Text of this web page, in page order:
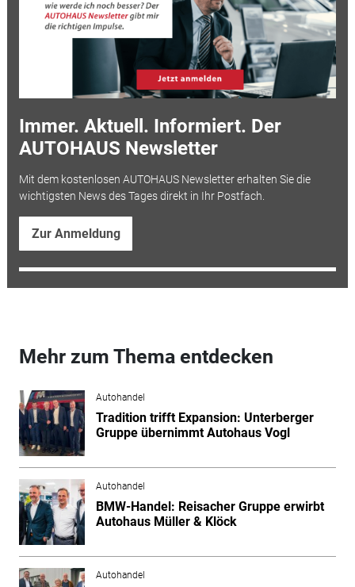
Immer. Aktuell. Informiert. Der
AUTOHAUS Newsletter
Mit dem kostenlosen AUTOHAUS Newsletter erhalten Sie die
wichtigsten News des Tages direkt in Ihr Postfach.
Zur Anmeldung
Mehr zum Thema entdecken
Autohandel
Tradition trifft Expansion: Unterberger
Gruppe übernimmt Autohaus Vogl
Autohandel
BMW-Handel: Reisacher Gruppe erwirbt
Autohaus Müller & Klöck
Autohandel